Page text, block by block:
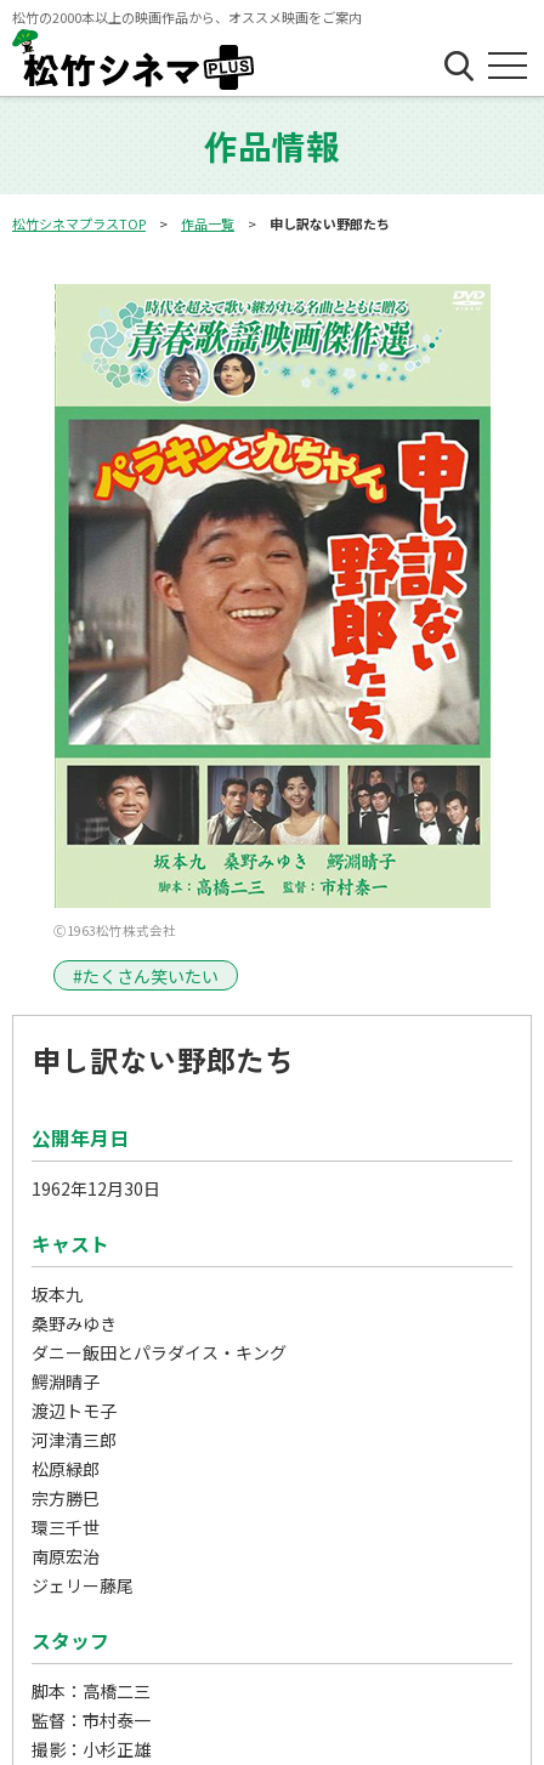
松竹の2000本以上の映画作品から、オススメ映画をご案内
作品情報
松竹シネマプラスTOP 作品一覧 申し訳ない野郎たち
Ⓒ1963松竹株式会社
#たくさん笑いたい
申し訳ない野郎たち
公開年月日
1962年12月30日
キャスト
坂本九
桑野みゆき
ダニー飯田とパラダイス・キング
鰐淵晴子
渡辺トモ子
河津清三郎
松原緑郎
宗方勝巳
環三千世
南原宏治
ジェリー藤尾
スタッフ
脚本：高橋二三
監督：市村泰一
撮影：小杉正雄